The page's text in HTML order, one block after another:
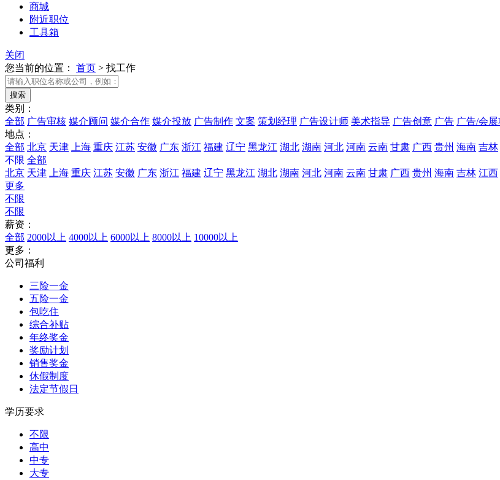
商城
附近职位
工具箱
关闭
您当前的位置： 首页 > 找工作
类别：
全部 广告审核 媒介顾问 媒介合作 媒介投放 广告制作 文案 策划经理 广告设计师 美术指导 广告创意 广告 广告/会
地点：
全部 北京 天津 上海 重庆 江苏 安徽 广东 浙江 福建 辽宁 黑龙江 湖北 湖南 河北 河南 云南 甘肃 广西 贵州 海南 吉林
不限 全部
北京 天津 上海 重庆 江苏 安徽 广东 浙江 福建 辽宁 黑龙江 湖北 湖南 河北 河南 云南 甘肃 广西 贵州 海南 吉林 江西
更多
不限
不限
薪资：
全部 2000以上 4000以上 6000以上 8000以上 10000以上
更多：
公司福利
三险一金
五险一金
包吃住
综合补贴
年终奖金
奖励计划
销售奖金
休假制度
法定节假日
学历要求
不限
高中
中专
大专